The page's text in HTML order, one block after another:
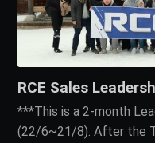
RCE Sales
***This is a 2-month
(22/6~21/8). After the